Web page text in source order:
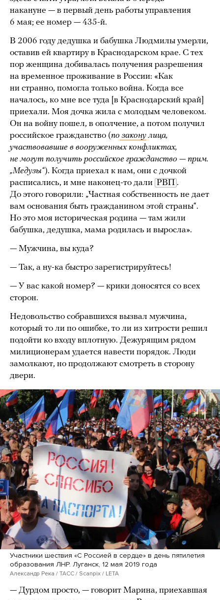
накануне — в первый день работы управления
6 мая; ее номер — 435-й.
В 2006 году дедушка и бабушка Людмилы умерли,
оставив ей квартиру в Краснодарском крае. С тех
пор женщина добивалась получения разрешения
на временное проживание в России: «Как
ни странно, помогла только война. Когда все
началось, ко мне все туда [в Краснодарский край]
приехали. Моя дочка жила с молодым человеком.
Он на войну пошел, в ополчение, а потом получил
российское гражданство (по законулица,
участвовавшие в вооруженных конфликтах,
не могут получить российское гражданство — прим.
„Медузы“). Когда приехал к нам, они с дочкой
расписались, и мне наконец-то дали РВП .
До этого говорили: „Частная собственность не дает
вам основания быть гражданином этой страны“.
Но это моя историческая родина — там жили
бабушка, дедушка, мама родилась и выросла».
— Мужчина, вы куда?
— Так, а ну-ка быстро зарегистрируйтесь!
— У вас какой номер? — крики доносятся со всех
сторон.
Недовольство собравшихся вызвал мужчина,
который то ли по ошибке, то ли из хитрости решил
подойти ко входу вплотную. Дежурящим рядом
милиционерам удается навести порядок. Люди
замолкают, но продолжают смотреть в сторону
двери.
Участники шествия «С Россией в сердце» в день пятилетия
образования ЛНР. Луганск, 12 мая 2019 года
Александр Река / ТАСС / Scanpix / LETA
— Дурдом просто, — говорит Марина, приехавшая